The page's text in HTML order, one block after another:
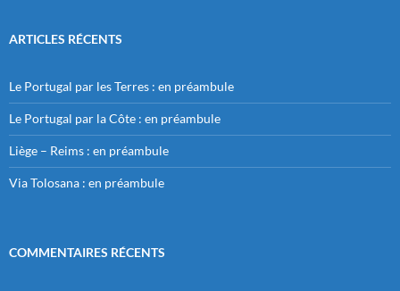
ARTICLES RÉCENTS
Le Portugal par les Terres : en préambule
Le Portugal par la Côte : en préambule
Liège – Reims : en préambule
Via Tolosana : en préambule
COMMENTAIRES RÉCENTS